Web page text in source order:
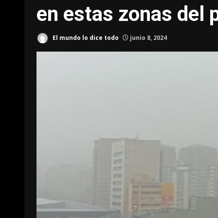
en estas zonas del
El mundo lo dice todo junio 8, 2024